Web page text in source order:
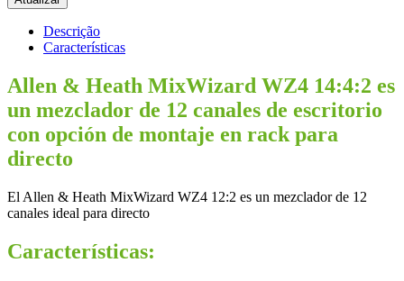
Descrição
Características
Allen & Heath MixWizard WZ4 14:4:2 es
un mezclador de 12 canales de escritorio
con opción de montaje en rack para
directo
El Allen & Heath MixWizard WZ4 12:2 es un mezclador de 12
canales ideal para directo
Características: